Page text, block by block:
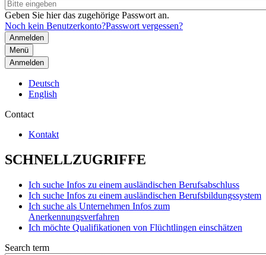
Geben Sie hier das zugehörige Passwort an.
Noch kein Benutzerkonto?Passwort vergessen?
Menü
Anmelden
Deutsch
English
Contact
Kontakt
SCHNELLZUGRIFFE
Ich suche Infos zu einem ausländischen Berufsabschluss
Ich suche Infos zu einem ausländischen Berufsbildungssystem
Ich suche als Unternehmen Infos zum
Anerkennungsverfahren
Ich möchte Qualifikationen von Flüchtlingen einschätzen
Search term